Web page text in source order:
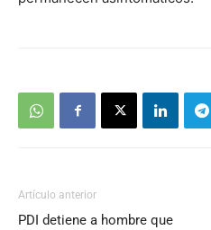
Artículo anterior
PDI detiene a hombre que